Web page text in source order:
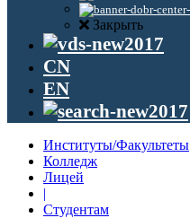
Закрыть
CN
EN
Институты/Факультеты
Колледж
Лицей
|
Студентам